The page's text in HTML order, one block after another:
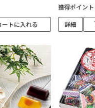
ートに入れる
獲得ポイント
詳細